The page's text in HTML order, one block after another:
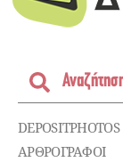
DEPOSITPHOTOS
ΑΡΘΡΟΓΡΑΦΟΙ